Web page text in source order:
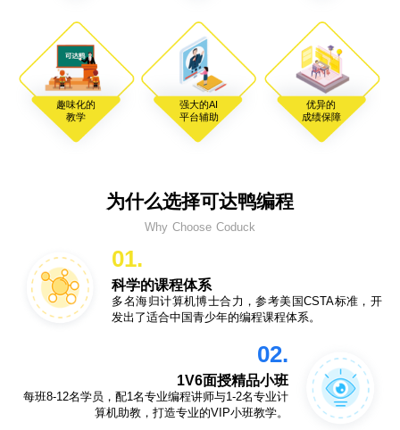
趣味化的
教学
强大的AI
平台辅助
优异的
成绩保障
为什么选择可达鸭编程
Why Choose Coduck
01.
科学的课程体系
多名海归计算机博士合力，参考美国CSTA标准，开
发出了适合中国青少年的编程课程体系。
02.
1V6面授精品小班
每班8-12名学员，配1名专业编程讲师与1-2名专业计
算机助教，打造专业的VIP小班教学。